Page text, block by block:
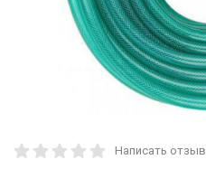
Написать отзыв